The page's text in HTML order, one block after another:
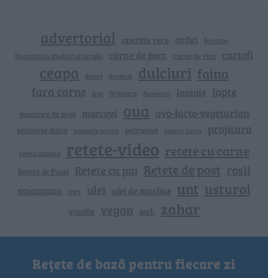
advertorial aperitiv rece ardei branza
bucataria multiculturala carne de porc carne de vita cartofi
ceapa desert dovlecei dulciuri faina
fara carne free friptura fursecuri lamaie lapte
mancare de post morcovi oua ovo-lacto-vegetarian
patiserie dulce patiserie sarata patrunjel pentru iarna prajitura
reteta italiana retete-video retete cu carne
Retete de Pasti Rețete cu pui Rețete de post rosii
smantana tort ulei ulei de masline unt usturoi
vanilie vegan web zahar
Rețete de bază pentru fiecare zi